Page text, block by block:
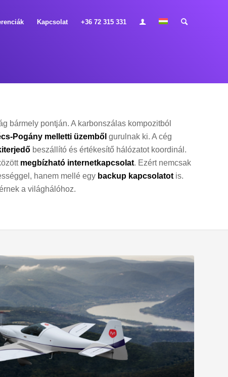
Kapcsolat +36 72 315 331
bármely pontján. A karbonszálas kompozitból
Pogány melletti üzemből gurulnak ki. A cég
beszállító és értékesítő hálózatot koordinál.
megbízható internetkapcsolat. Ezért nemcsak
hanem mellé egy backup kapcsolatot is.
a világhálóhoz.